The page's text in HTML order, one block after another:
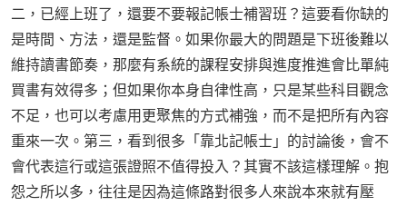
二，已經上班了，還要不要報記帳士補習班？這要看你缺的
是時間、方法，還是監督。如果你最大的問題是下班後難以
維持讀書節奏，那麼有系統的課程安排與進度推進會比單純
買書有效得多；但如果你本身自律性高，只是某些科目觀念
不足，也可以考慮用更聚焦的方式補強，而不是把所有內容
重來一次。第三，看到很多「靠北記帳士」的討論後，會不
會代表這行或這張證照不值得投入？其實不該這樣理解。抱
怨之所以多，往往是因為這條路對很多人來說本來就有壓